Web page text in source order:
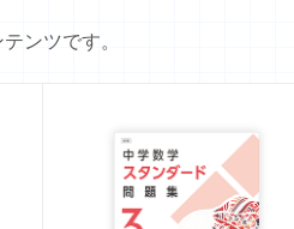
ンツです。